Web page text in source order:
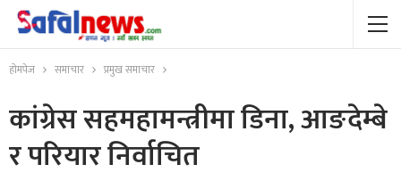
होमपेज समाचार प्रमुख समाचार
कांग्रेस सहमहामन्त्रीमा डिना, आङदेम्बे
र परियार निर्वाचित